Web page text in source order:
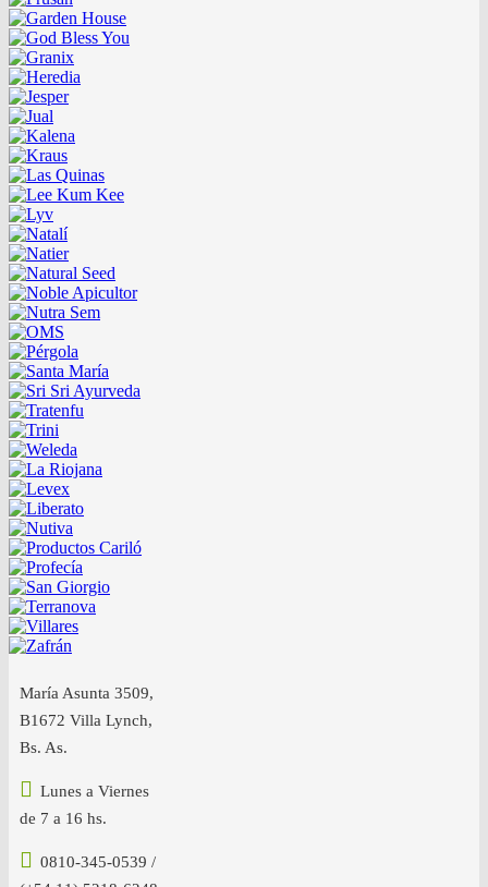
María Asunta 3509,
B1672 Villa Lynch,
Bs. As.
Lunes a Viernes
de 7 a 16 hs.
0810-345-0539 /